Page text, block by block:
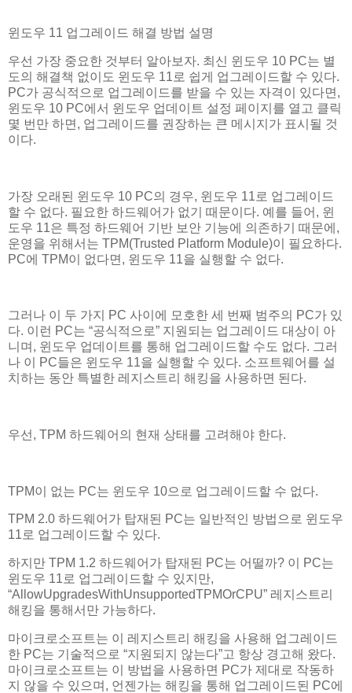
윈도우 11 업그레이드 해결 방법 설명
우선 가장 중요한 것부터 알아보자. 최신 윈도우 10 PC는 별
도의 해결책 없이도 윈도우 11로 쉽게 업그레이드할 수 있다.
PC가 공식적으로 업그레이드를 받을 수 있는 자격이 있다면,
윈도우 10 PC에서 윈도우 업데이트 설정 페이지를 열고 클릭
몇 번만 하면, 업그레이드를 권장하는 큰 메시지가 표시될 것
이다.
가장 오래된 윈도우 10 PC의 경우, 윈도우 11로 업그레이드
할 수 없다. 필요한 하드웨어가 없기 때문이다. 예를 들어, 윈
도우 11은 특정 하드웨어 기반 보안 기능에 의존하기 때문에,
운영을 위해서는 TPM(Trusted Platform Module)이 필요하다.
PC에 TPM이 없다면, 윈도우 11을 실행할 수 없다.
그러나 이 두 가지 PC 사이에 모호한 세 번째 범주의 PC가 있
다. 이런 PC는 “공식적으로” 지원되는 업그레이드 대상이 아
니며, 윈도우 업데이트를 통해 업그레이드할 수도 없다. 그러
나 이 PC들은 윈도우 11을 실행할 수 있다. 소프트웨어를 설
치하는 동안 특별한 레지스트리 해킹을 사용하면 된다.
우선, TPM 하드웨어의 현재 상태를 고려해야 한다.
TPM이 없는 PC는 윈도우 10으로 업그레이드할 수 없다.
TPM 2.0 하드웨어가 탑재된 PC는 일반적인 방법으로 윈도우
11로 업그레이드할 수 있다.
하지만 TPM 1.2 하드웨어가 탑재된 PC는 어떨까? 이 PC는
윈도우 11로 업그레이드할 수 있지만,
“AllowUpgradesWithUnsupportedTPMOrCPU” 레지스트리
해킹을 통해서만 가능하다.
마이크로소프트는 이 레지스트리 해킹을 사용해 업그레이드
한 PC는 기술적으로 “지원되지 않는다”고 항상 경고해 왔다.
마이크로소프트는 이 방법을 사용하면 PC가 제대로 작동하
지 않을 수 있으며, 언젠가는 해킹을 통해 업그레이드된 PC에